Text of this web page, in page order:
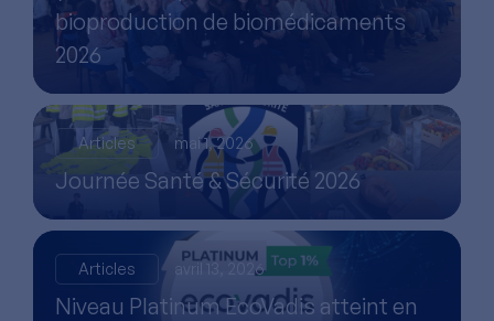
bioproduction de biomédicaments
2026
Articles mai 1, 2026
Journée Santé & Sécurité 2026
Articles avril 13, 2026
Niveau Platinum EcoVadis atteint en